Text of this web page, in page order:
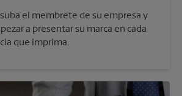
el membrete de su empresa y
a presentar su marca en cada
que imprima.